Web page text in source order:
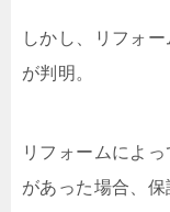
しかし、リフォ
が判明。
リフォームによ
があった場合、